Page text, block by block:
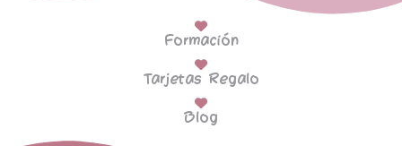
Formación
Tarjetas Regalo
Blog